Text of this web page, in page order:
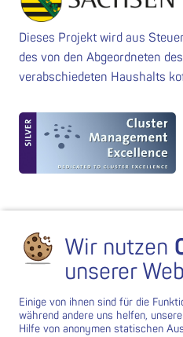
Dieses Projekt wird aus
des von den Abgeordneten
verabschiedeten Haushalts
Wir nutzen
unserer
Einige von ihnen sind für die
während andere uns helfen,
Hilfe von anonymen statischen